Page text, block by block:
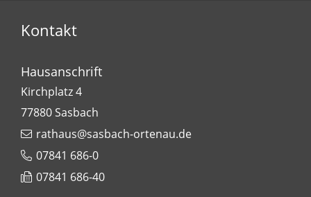
Kontakt
Hausanschrift
Kirchplatz 4
77880Sasbach
rathaus@sasbach-ortenau.de
07841 686-0
07841 686-40